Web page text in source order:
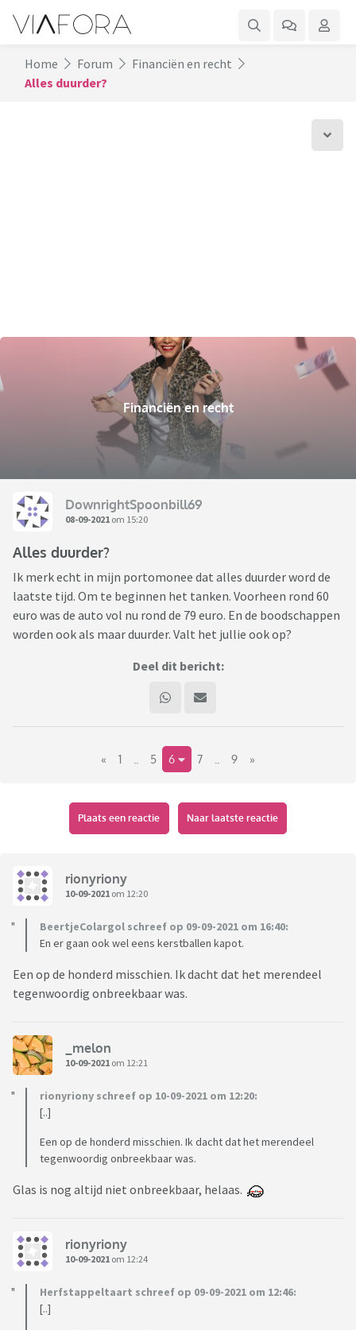
Home Forum
Financiën en recht
Alles duurder?
Financiën en recht
DownrightSpoonbill69
08-09-2021 om 15:20
Alles duurder?
Ik merk echt in mijn portomonee dat alles duurder word de
laatste tijd. Om te beginnen het tanken. Voorheen rond 60
euro was de auto vol nu rond de 79 euro. En de boodschappen
worden ook als maar duurder. Valt het jullie ook op?
Deel dit bericht:
« 1 5 6 7 9 »
Plaats een reactie Naar laatste reactie
rionyriony
10-09-2021 om 12:20
BeertjeColargol schreef op 09-09-2021 om 16:40:
En er gaan ook wel eens kerstballen kapot.
Een op de honderd misschien. Ik dacht dat het merendeel
tegenwoordig onbreekbaar was.
_melon
10-09-2021 om 12:21
rionyriony schreef op 10-09-2021 om 12:20:
[..]
Een op de honderd misschien. Ik dacht dat het merendeel
tegenwoordig onbreekbaar was.
Glas is nog altijd niet onbreekbaar, helaas.
rionyriony
10-09-2021 om 12:24
Herfstappeltaart schreef op 09-09-2021 om 12:46:
[..]